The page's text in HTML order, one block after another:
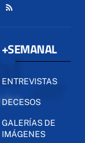
+SEMANAL
ENTREVISTAS
DECESOS
GALERÍAS DE
IMÁGENES